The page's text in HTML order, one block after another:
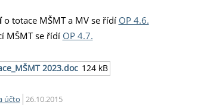
o totace MŠMT a MV se řídí OP 4.6.
MŠMT se řídí OP 4.7.
2023.doc 124 kB
účto 26.10.2015